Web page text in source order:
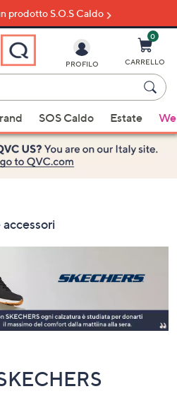
prodotto S.O.S Caldo
PROFILO
0
CARRELLO
SOS Caldo Estate